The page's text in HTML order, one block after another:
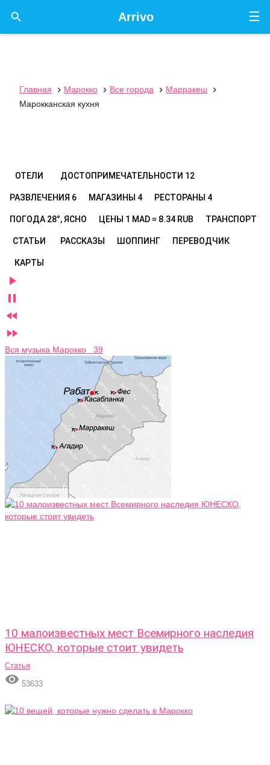
☰
Arrivo

Главная  Марокко  Все города  Марракеш

Марокканская кухня
ОТЕЛИ ДОСТОПРИМЕЧАТЕЛЬНОСТИ 12
РАЗВЛЕЧЕНИЯ 6 МАГАЗИНЫ 4 РЕСТОРАНЫ 4
ПОГОДА 28°, ЯСНО ЦЕНЫ 1 MAD = 8.34 RUB ТРАНСПОРТ
СТАТЬИ РАССКАЗЫ ШОППИНГ ПЕРЕВОДЧИК
КАРТЫ




Вся музыка Марокко 39
10 малоизвестных мест Всемирного наследия
ЮНЕСКО, которые стоит увидеть
Статья
 53633